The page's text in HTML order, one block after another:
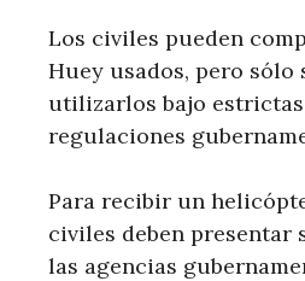
Los civiles pueden
Huey usados, pero sólo
utilizarlos bajo
regulaciones
Para recibir un
civiles deben presentar
las agencias